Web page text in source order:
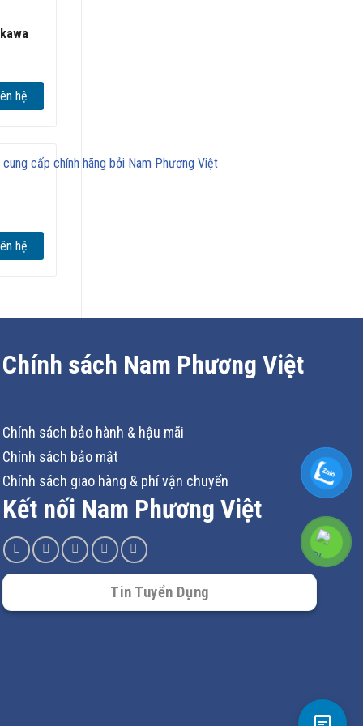
bảo
hơn
hệ
hệ
Chính sách Nam Phương Việt
Chính sách bảo hành & hậu mãi
Chính sách bảo mật
Chính sách giao hàng & phí vận chuyển
Kết nối Nam Phương Việt
Tin Tuyển Dụng